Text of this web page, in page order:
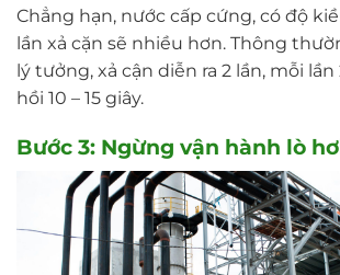
Chẳng hạn, nước cấp cứng, có độ
lần xả cặn sẽ nhiều hơn. Thông
lý tưởng, xả cận diễn ra 2 lần, mỗi lần
hồi 10 – 15 giây.
Bước 3: Ngừng vận hành lò